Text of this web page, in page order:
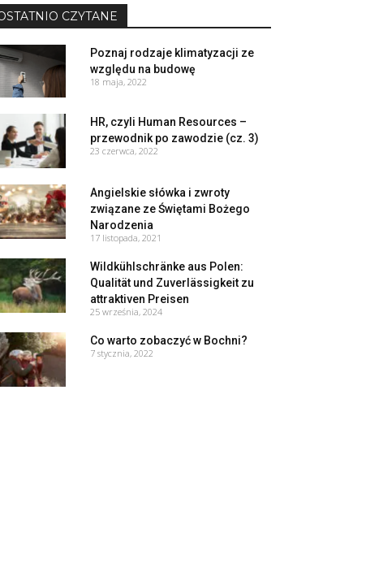
CZYTANE
Poznaj rodzaje klimatyzacji ze
względu na budowę
18 maja, 2022
HR, czyli Human Resources –
przewodnik po zawodzie (cz. 3)
23 czerwca, 2022
Angielskie słówka i zwroty
związane ze Świętami Bożego
Narodzenia
17 listopada, 2021
Wildkühlschränke aus Polen:
Qualität und Zuverlässigkeit zu
attraktiven Preisen
25 września, 2024
Co warto zobaczyć w Bochni?
7 stycznia, 2022